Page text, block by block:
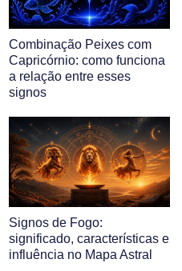
Combinação Peixes com
Capricórnio: como funciona
a relação entre esses
signos
Signos de Fogo:
significado, características e
influência no Mapa Astral